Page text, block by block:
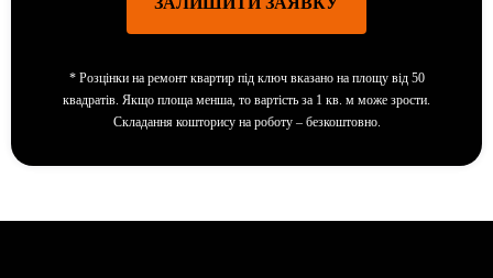
* Розцінки на ремонт квартир під ключ вказано на площу від 50
квадратів. Якщо площа менша, то вартість за 1 кв. м може зрости.
Складання кошторису на роботу – безкоштовно.